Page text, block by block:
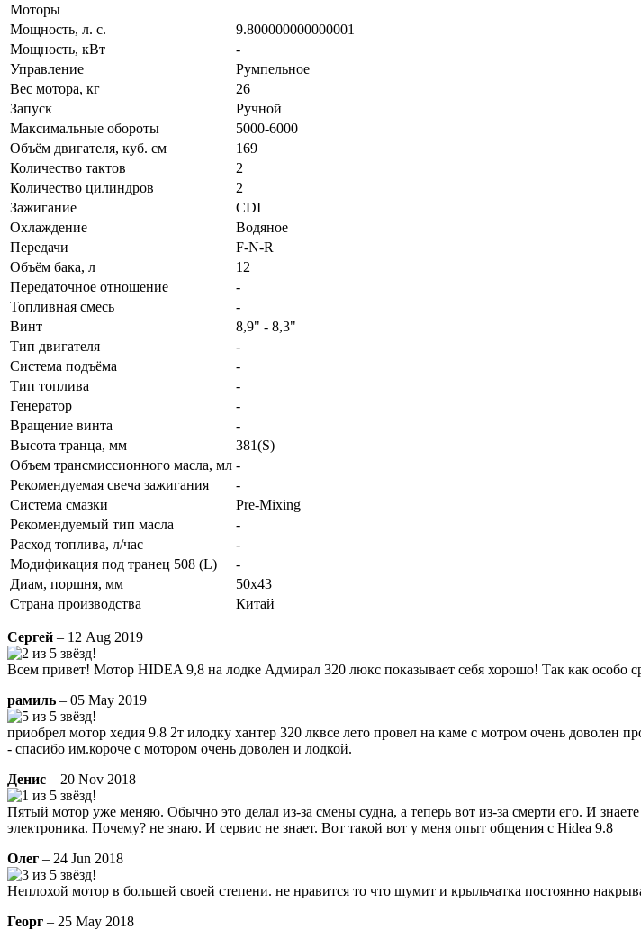
Моторы
Мощность, л. с.
9.800000000000001
Мощность, кВт
-
Управление
Румпельное
Вес мотора, кг
26
Запуск
Ручной
Максимальные обороты
5000-6000
Объём двигателя, куб. см
169
Количество тактов
2
Количество цилиндров
2
Зажигание
CDI
Охлаждение
Водяное
Передачи
F-N-R
Объём бака, л
12
Передаточное отношение
-
Топливная смесь
-
Винт
8,9" - 8,3"
Тип двигателя
-
Система подъёма
-
Тип топлива
-
Генератор
-
Вращение винта
-
Высота транца, мм
381(S)
Объем трансмиссионного масла, мл -
Рекомендуемая свеча зажигания
-
Система смазки
Pre-Mixing
Рекомендуемый тип масла
-
Расход топлива, л/час
-
Модификация под транец 508 (L)
-
Диам, поршня, мм
50x43
Страна производства
Китай
Сергей – 12 Aug 2019
Всем привет! Мотор HIDEA 9,8 на лодке Адмирал 320 люкс показывает себя хорошо! Так как особо
рамиль – 05 May 2019
приобрел мотор хедия 9.8 2т илодку хантер 320 лквсе лето провел на каме с мотром очень
- спасибо им.короче с мотором очень доволен и лодкой.
Денис – 20 Nov 2018
Пятый мотор уже меняю. Обычно это делал из-за смены судна, а теперь вот из-за смерти его. И
электроника. Почему? не знаю. И сервис не знает. Вот такой вот у меня опыт общения с Hidea 9.8
Олег – 24 Jun 2018
Неплохой мотор в большей своей степени. не нравится то что шумит и крыльчатка постоянно
Георг – 25 May 2018